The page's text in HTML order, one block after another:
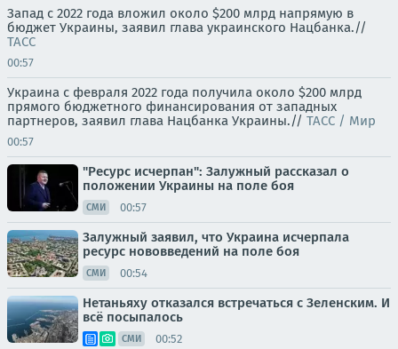
Запад с 2022 года вложил около $200 млрд напрямую в
бюджет Украины, заявил глава украинского Нацбанка.//
ТАСС
00:57
Украина с февраля 2022 года получила около $200 млрд
прямого бюджетного финансирования от западных
партнеров, заявил глава Нацбанка Украины.// ТАСС / Мир
00:57
"Ресурс исчерпан": Залужный рассказал о
положении Украины на поле боя
СМИ 00:57
Залужный заявил, что Украина исчерпала
ресурс нововведений на поле боя
СМИ 00:54
Нетаньяху отказался встречаться с Зеленским. И
всё посыпалось
СМИ 00:52